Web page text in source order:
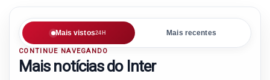
Mais vistos24H Mais recentes
CONTINUE NAVEGANDO
Mais notícias do Inter